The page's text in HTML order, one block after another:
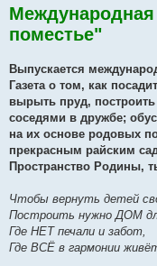
щ
е
н
и
Международная
поместье"
Выпускается
Газета о том, как
вырыть пруд,
соседями в дружбе;
на их основе родовых
прекрасным райским
Пространство Родины,
Чтобы вернуть детей
Построить нужно ДОМ
Где НЕТ печали и забот,
Где ВСЁ в гармонии